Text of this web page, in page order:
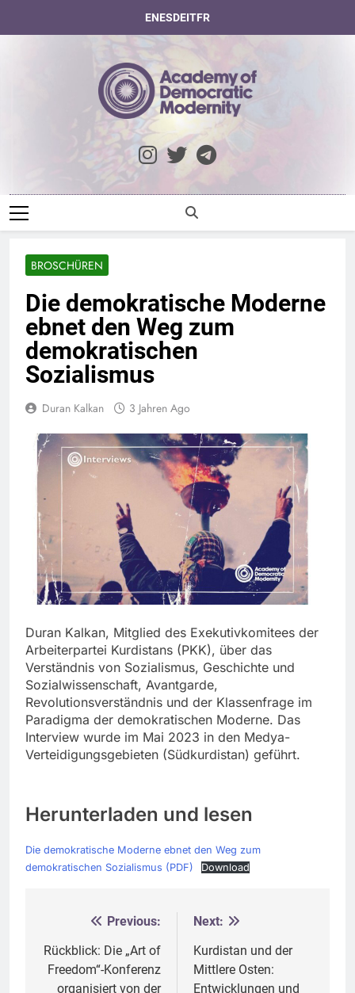
ENESDEITFR
Academy Of
Democratic
Modernity
BROSCHÜREN
Die demokratische Moderne
ebnet den Weg zum
demokratischen
Sozialismus
Duran Kalkan 3 Jahren Ago
Duran Kalkan, Mitglied des Exekutivkomitees der
Arbeiterpartei Kurdistans (PKK), über das
Verständnis von Sozialismus, Geschichte und
Sozialwissenschaft, Avantgarde,
Revolutionsverständnis und der Klassenfrage im
Paradigma der demokratischen Moderne. Das
Interview wurde im Mai 2023 in den Medya-
Verteidigungsgebieten (Südkurdistan) geführt.
Herunterladen und lesen
Die demokratische Moderne ebnet den Weg zum
demokratischen Sozialismus (PDF)
Download
Beitragsnavigation
Previous:
Rückblick: Die „Art of
Freedom“-Konferenz
organisiert von der
Next:
Kurdistan und der
Mittlere Osten:
Entwicklungen und